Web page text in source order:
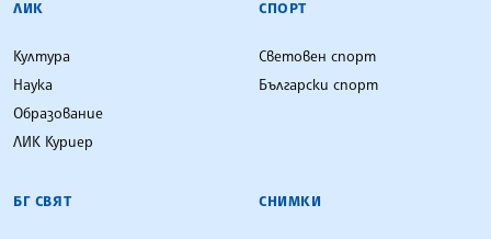
ЛИК
Култура
Наука
Образование
ЛИК Куриер
СПОРТ
Световен спорт
Български спорт
БГ СВЯТ СНИМКИ